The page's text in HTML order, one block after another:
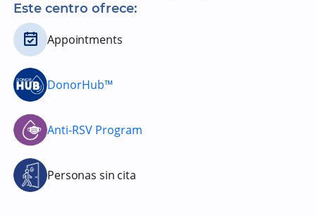
Este centro ofrece:
Appointments
DonorHub™
Anti-RSV Program
Personas sin cita